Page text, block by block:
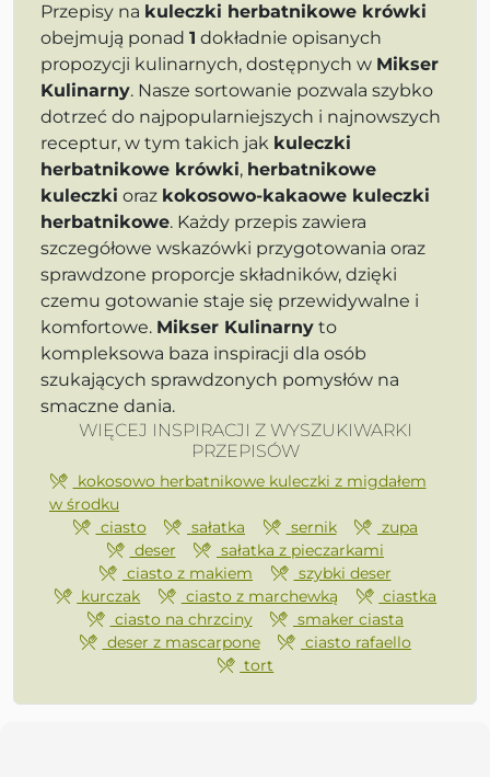
Przepisy na kuleczki herbatnikowe krówki
obejmują ponad 1 dokładnie opisanych
propozycji kulinarnych, dostępnych w Mikser
Kulinarny. Nasze sortowanie pozwala szybko
dotrzeć do najpopularniejszych i najnowszych
receptur, w tym takich jak kuleczki
herbatnikowe krówki, herbatnikowe
kuleczki oraz kokosowo-kakaowe kuleczki
herbatnikowe. Każdy przepis zawiera
szczegółowe wskazówki przygotowania oraz
sprawdzone proporcje składników, dzięki
czemu gotowanie staje się przewidywalne i
komfortowe. Mikser Kulinarny to
kompleksowa baza inspiracji dla osób
szukających sprawdzonych pomysłów na
smaczne dania.
WIĘCEJ INSPIRACJI Z WYSZUKIWARKI
PRZEPISÓW
kokosowo herbatnikowe kuleczki z migdałem
w środku
ciasto
sałatka sernik
zupa
deser
sałatka z pieczarkami
ciasto z makiem
szybki deser
kurczak
ciasto z marchewką
ciastka
ciasto na chrzciny
smaker ciasta
deser z mascarpone
ciasto rafaello
tort